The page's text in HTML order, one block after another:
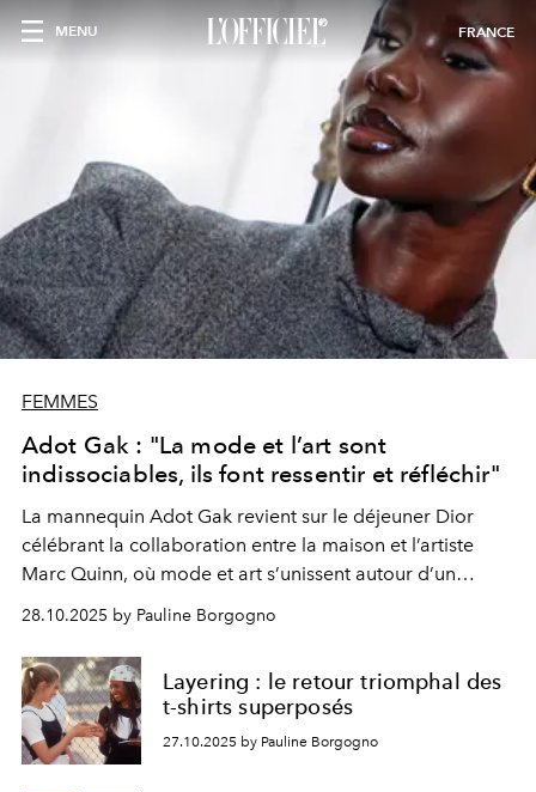
MENU FRANCE
FEMMES
Adot Gak : "La mode et l’art sont
indissociables, ils font ressentir et réfléchir"
La mannequin Adot Gak revient sur le déjeuner Dior
célébrant la collaboration entre la maison et l’artiste
Marc Quinn, où mode et art s’unissent autour d’un
message universel.
28.10.2025 by Pauline Borgogno
Layering : le retour triomphal des
t-shirts superposés
27.10.2025 by Pauline Borgogno